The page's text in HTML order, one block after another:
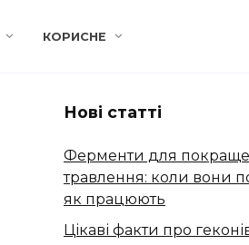
КОРИСНЕ
Нові статті
Ферменти для
травлення: коли вони
як працюють
Цікаві факти про